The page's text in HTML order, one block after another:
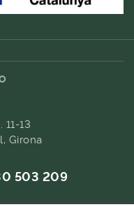
11-13
Girona
503 209